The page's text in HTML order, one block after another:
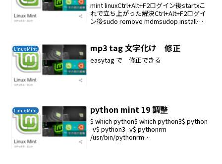
mint linuxCtrl+Alt+F2ログイン後startxこ
れで立ち上がった解決Ctrl+Alt+F2ログイ
ン後sudo remove mdmsudop install
Linux Mint mp3 tag 文字化け 修正
easytag で 修正できる
Linux Mint python mint 19 調整
$ which python$ which python3$ python
-v$ python3 -v$ pythonrm
/usr/bin/pythonrm